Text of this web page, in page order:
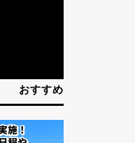
おすすめ